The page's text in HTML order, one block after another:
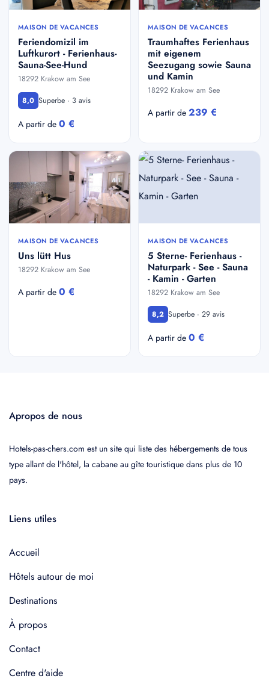
MAISON DE VACANCES
Feriendomizil im
Luftkurort - Ferienhaus-
Sauna-See-Hund
18292 Krakow am See
8,0 Superbe · 3 avis
A partir de 0 €
MAISON DE VACANCES
Traumhaftes Ferienhaus
mit eigenem
Seezugang sowie Sauna
und Kamin
18292 Krakow am See
A partir de 239 €
MAISON DE VACANCES
Uns lütt Hus
18292 Krakow am See
A partir de 0 €
MAISON DE VACANCES
5 Sterne- Ferienhaus -
Naturpark - See - Sauna
- Kamin - Garten
18292 Krakow am See
8,2 Superbe · 29 avis
A partir de 0 €
Apropos de nous
Hotels-pas-chers.com est un site qui liste des hébergements de tous
type allant de l'hôtel, la cabane au gîte touristique dans plus de 10
pays.
Liens utiles
Accueil
Hôtels autour de moi
Destinations
À propos
Contact
Centre d'aide